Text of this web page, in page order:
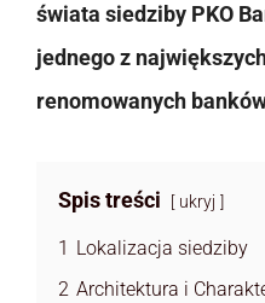
świata siedziby PKO
jednego z
renomowanych
Spis treści ukryj
1
Lokalizacja siedziby
2 Architektura i